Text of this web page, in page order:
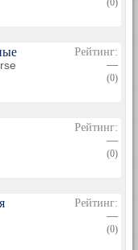
(0)
Рейтинг:
—
(0)
Рейтинг:
—
(0)
Рейтинг:
—
(0)